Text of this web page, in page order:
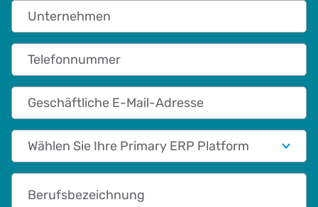
Unternehmen
Telefonnummer
Geschäftliche E-Mail-Adresse
Primary App/Tech Provider